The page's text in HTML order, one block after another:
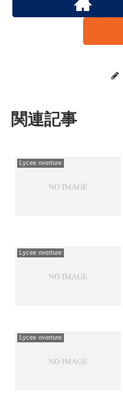
関連記事
Lycee overture
Lycee overture
Lycee overture